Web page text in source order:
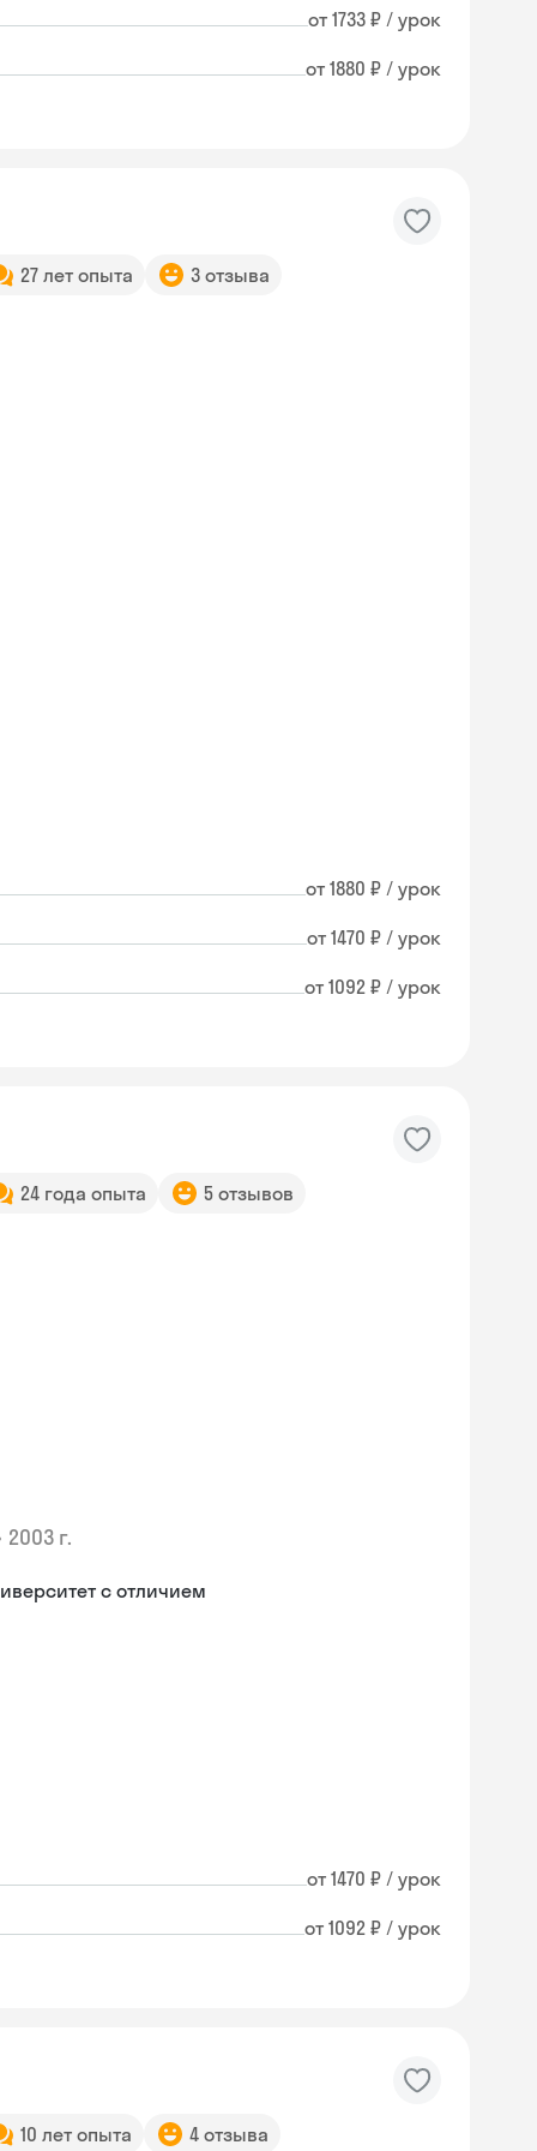
от 1733 ₽ / урок
от 1880 ₽ / урок
27 лет опыта 3 отзыва
от 1880 ₽ / урок
от 1470 ₽ / урок
от 1092 ₽ / урок
24 года опыта 5 отзывов
2003 г.
с отличием
от 1470 ₽ / урок
от 1092 ₽ / урок
10 лет опыта 4 отзыва